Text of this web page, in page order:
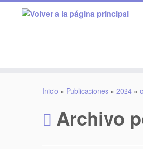
Saltar
Inicio » Publicaciones » 2024 »
Archivo